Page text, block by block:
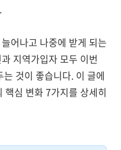
어나고 나중에 받게 되는
지역가입자 모두 이번
것이 좋습니다. 이 글에
심 변화 7가지를 상세히